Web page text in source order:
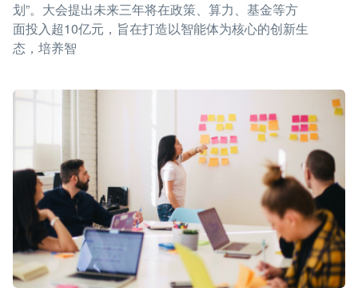
划”。大会提出未来三年将在政策、算力、基金等方
面投入超10亿元，旨在打造以智能体为核心的创新生
态，培养智